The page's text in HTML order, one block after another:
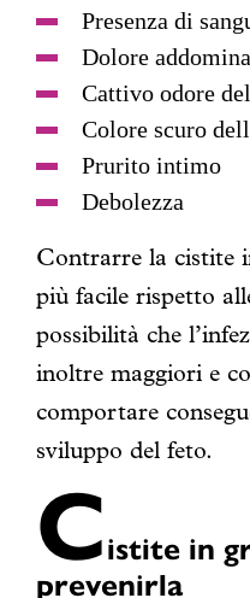
Presenza di
Dolore
Cattivo odore
Colore scuro
Prurito intimo
Debolezza
Contrarre la cistite
più facile rispetto
possibilità che
inoltre maggiori e
comportare
sviluppo del feto.
Cistite in
prevenirla